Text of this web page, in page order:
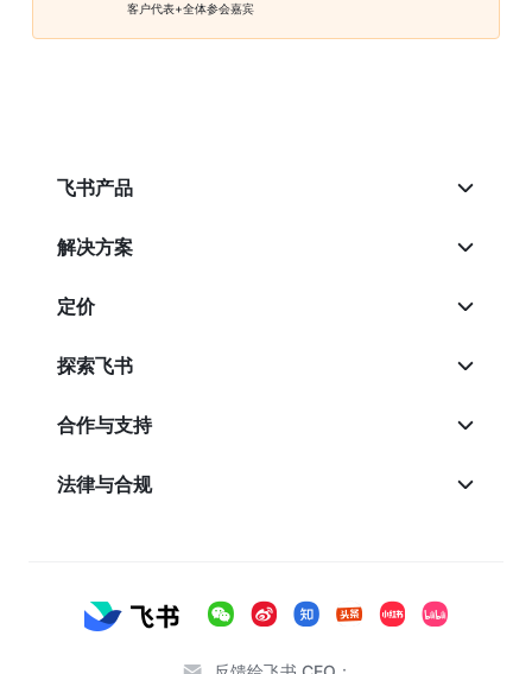
           客户代表+全体参会嘉宾
飞书产品
解决方案
定价
探索飞书
合作与支持
法律与合规